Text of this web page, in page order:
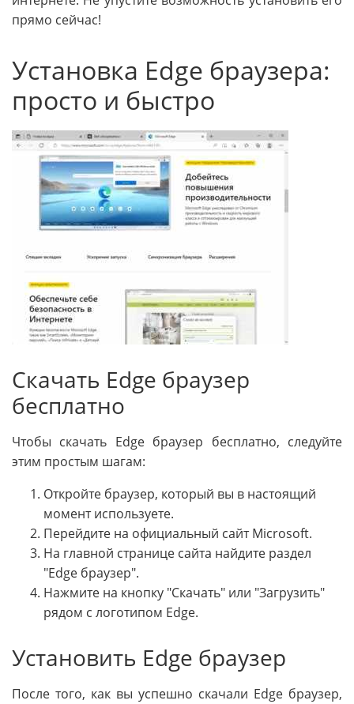
прямо сейчас!
Установка Edge браузера:
просто и быстро
Скачать Edge браузер
бесплатно
Чтобы скачать Edge браузер бесплатно, следуйте
этим простым шагам:
Откройте браузер, который вы в настоящий
момент используете.
Перейдите на официальный сайт Microsoft.
На главной странице сайта найдите раздел
"Edge браузер".
Нажмите на кнопку "Скачать" или "Загрузить"
рядом с логотипом Edge.
Установить Edge браузер
После того, как вы успешно скачали Edge браузер,